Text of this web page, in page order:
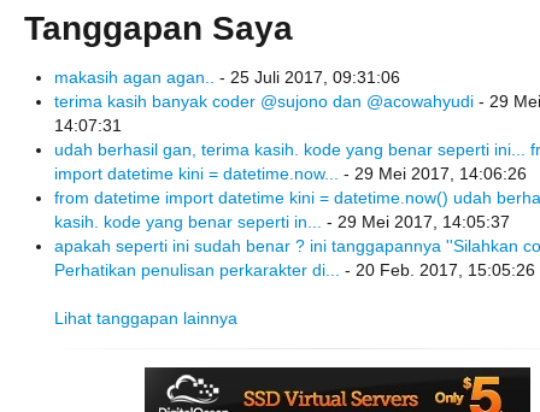
Tanggapan Saya
makasih agan agan.. - 25 Juli 2017, 09:31:06
terima kasih banyak coder @sujono dan @acowahyudi - 29
14:07:31
udah berhasil gan, terima kasih. kode yang benar seperti ini...
import datetime kini = datetime.now... - 29 Mei 2017, 14:06:26
from datetime import datetime kini = datetime.now() udah
kasih. kode yang benar seperti in... - 29 Mei 2017, 14:05:37
apakah seperti ini sudah benar ? ini tanggapannya ''Silahkan
Perhatikan penulisan perkarakter di... - 20 Feb. 2017, 15:05:26
Lihat tanggapan lainnya